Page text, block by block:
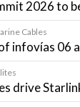
2026 to
Cables
infovías 06
drive